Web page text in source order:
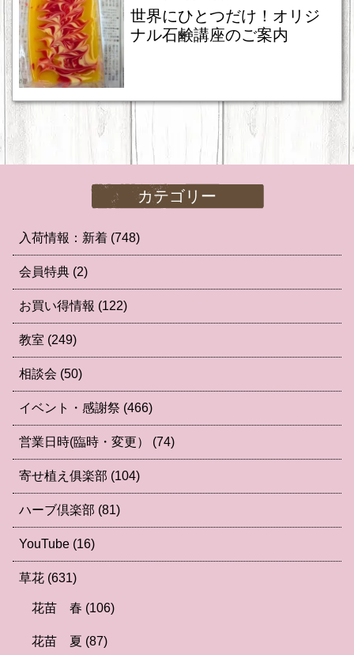
世界にひとつだけ！オリジ
ナル石鹸講座のご案内
カテゴリー
入荷情報：新着 (748)
会員特典 (2)
お買い得情報 (122)
教室 (249)
相談会 (50)
イベント・感謝祭 (466)
営業日時(臨時・変更） (74)
寄せ植え俱楽部 (104)
ハーブ倶楽部 (81)
YouTube (16)
草花 (631)
花苗 春 (106)
花苗 夏 (87)